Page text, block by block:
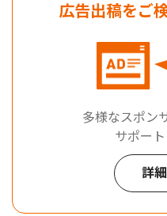
広告出稿をご
多様なスポン
サポート
詳